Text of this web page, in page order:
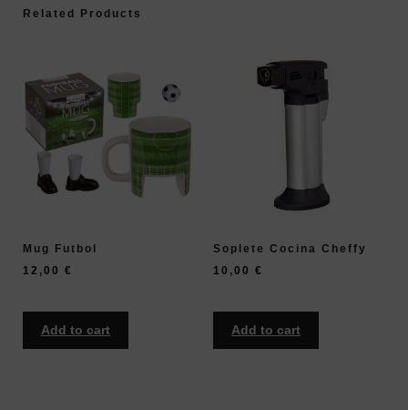
Related Products
Mug Futbol
12,00 €
Add to cart
Soplete Cocina Cheffy
10,00 €
Add to cart